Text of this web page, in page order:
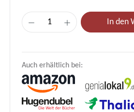
Produkt Anzahl: Gib den
In den
Auch erhältlich bei: